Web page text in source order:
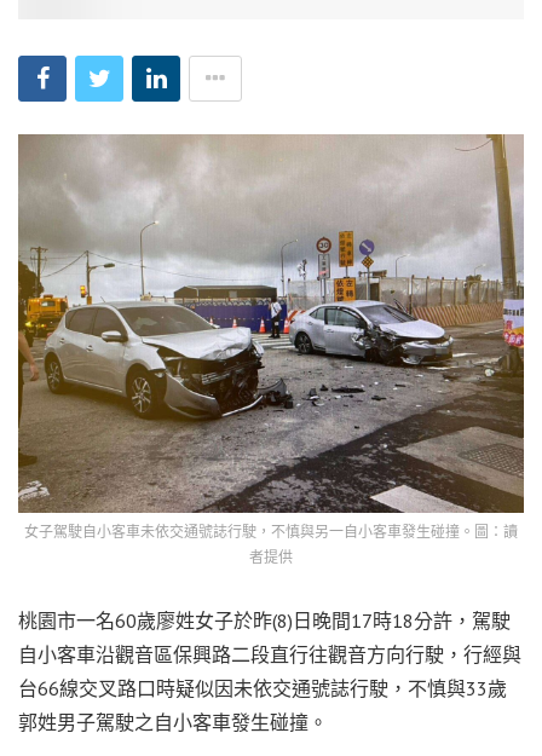
女子駕駛自小客車未依交通號誌行駛，不慎與另一自小客車發生碰撞。圖：讀
者提供
桃園市一名60歲廖姓女子於昨(8)日晚間17時18分許，駕駛
自小客車沿觀音區保興路二段直行往觀音方向行駛，行經與
台66線交叉路口時疑似因未依交通號誌行駛，不慎與33歲
郭姓男子駕駛之自小客車發生碰撞。